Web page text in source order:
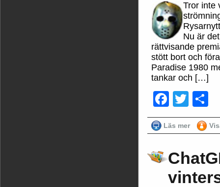
Tror inte
Nu är
rättvisande
stött bort och
Paradise 1980
tankar och […]
Läs mer